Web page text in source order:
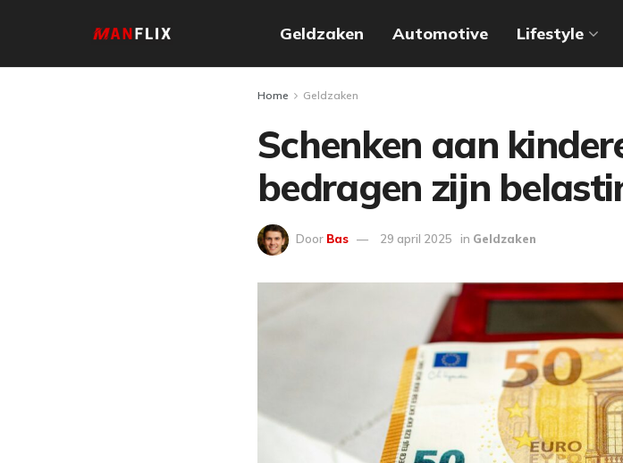
Geldzaken Automotive Lifestyle
Home Geldzaken
Schenken aan
bedragen zijn
Door Bas 29 april 2025 in Geldzaken